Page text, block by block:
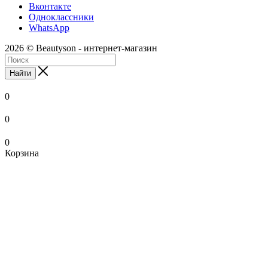
Вконтакте
Одноклассники
WhatsApp
2026 © Beautyson - интернет-магазин
Найти
0
0
0
Корзина